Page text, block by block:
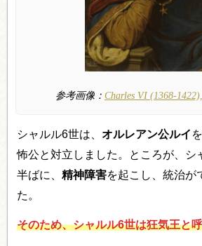
参考画像： Charles VI (1368-
シャルル6世は、 オルレアン公ルイ
怖公と対立しました。ところが、シ
半ばに、精神障害を起こし、統治が
た。
そのため、シャルル6世は狂気王と